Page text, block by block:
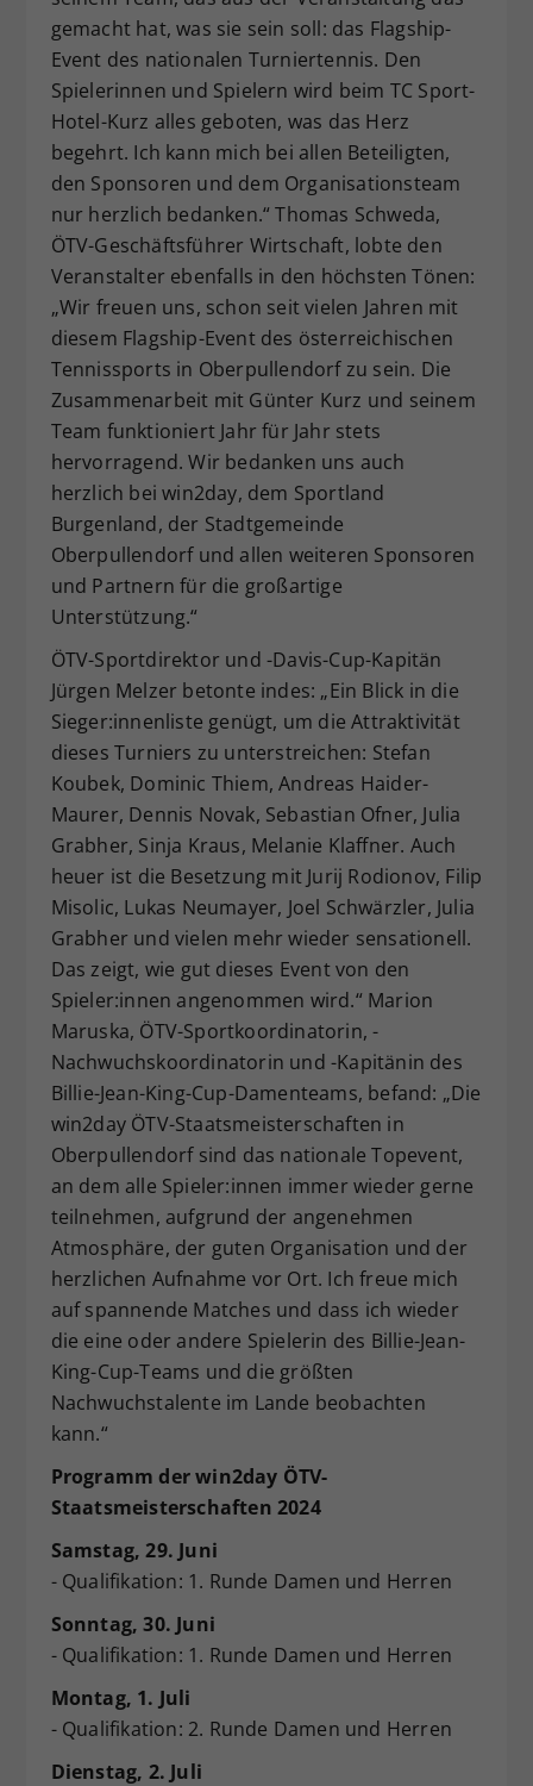
gemacht hat, was sie sein soll: das Flagship-
Event des nationalen Turniertennis. Den
Spielerinnen und Spielern wird beim TC Sport-
Hotel-Kurz alles geboten, was das Herz
begehrt. Ich kann mich bei allen Beteiligten,
den Sponsoren und dem Organisationsteam
nur herzlich bedanken.“ Thomas Schweda,
ÖTV-Geschäftsführer Wirtschaft, lobte den
Veranstalter ebenfalls in den höchsten Tönen:
„Wir freuen uns, schon seit vielen Jahren mit
diesem Flagship-Event des österreichischen
Tennissports in Oberpullendorf zu sein. Die
Zusammenarbeit mit Günter Kurz und seinem
Team funktioniert Jahr für Jahr stets
hervorragend. Wir bedanken uns auch
herzlich bei win2day, dem Sportland
Burgenland, der Stadtgemeinde
Oberpullendorf und allen weiteren Sponsoren
und Partnern für die großartige
Unterstützung.“
ÖTV-Sportdirektor und -Davis-Cup-Kapitän
Jürgen Melzer betonte indes: „Ein Blick in die
Sieger:innenliste genügt, um die Attraktivität
dieses Turniers zu unterstreichen: Stefan
Koubek, Dominic Thiem, Andreas Haider-
Maurer, Dennis Novak, Sebastian Ofner, Julia
Grabher, Sinja Kraus, Melanie Klaffner. Auch
heuer ist die Besetzung mit Jurij Rodionov, Filip
Misolic, Lukas Neumayer, Joel Schwärzler, Julia
Grabher und vielen mehr wieder sensationell.
Das zeigt, wie gut dieses Event von den
Spieler:innen angenommen wird.“ Marion
Maruska, ÖTV-Sportkoordinatorin, -
Nachwuchskoordinatorin und -Kapitänin des
Billie-Jean-King-Cup-Damenteams, befand: „Die
win2day ÖTV-Staatsmeisterschaften in
Oberpullendorf sind das nationale Topevent,
an dem alle Spieler:innen immer wieder gerne
teilnehmen, aufgrund der angenehmen
Atmosphäre, der guten Organisation und der
herzlichen Aufnahme vor Ort. Ich freue mich
auf spannende Matches und dass ich wieder
die eine oder andere Spielerin des Billie-Jean-
King-Cup-Teams und die größten
Nachwuchstalente im Lande beobachten
kann.“
Programm der win2day ÖTV-
Staatsmeisterschaften 2024
Samstag, 29. Juni
- Qualifikation: 1. Runde Damen und Herren
Sonntag, 30. Juni
- Qualifikation: 1. Runde Damen und Herren
Montag, 1. Juli
- Qualifikation: 2. Runde Damen und Herren
Dienstag, 2. Juli